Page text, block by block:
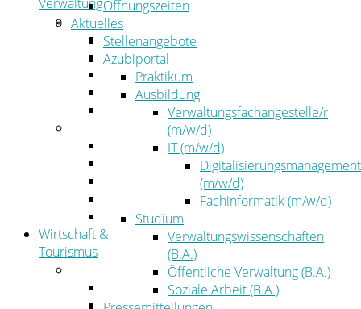
Politik
Kreistag
Kreistagsinformationssystem
Bürgerinformationssystem
Wahlen
Der Landrat
Kommunalaufsicht
Zahlen, Daten, Fakten
Wirtschaft &
Tourismus
Wirtschaftsförderung
Gewerbeflächen und Unternehmen
Öffnungszeiten
Aktuelles
Stellenangebote
Azubiportal
Praktikum
Ausbildung
Verwaltungsfachangestelle/r
(m/w/d)
IT (m/w/d)
Digitalisierungsmanagement
(m/w/d)
Fachinformatik (m/w/d)
Studium
Verwaltungswissenschaften
(B.A.)
Öffentliche Verwaltung (B.A.)
Soziale Arbeit (B.A.)